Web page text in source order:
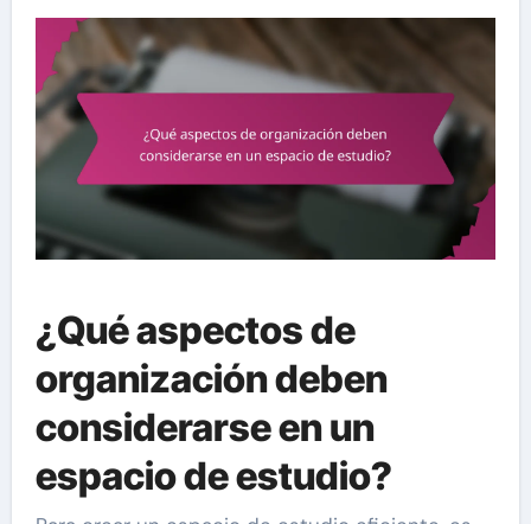
¿Qué aspectos de
organización deben
considerarse en un
espacio de estudio?